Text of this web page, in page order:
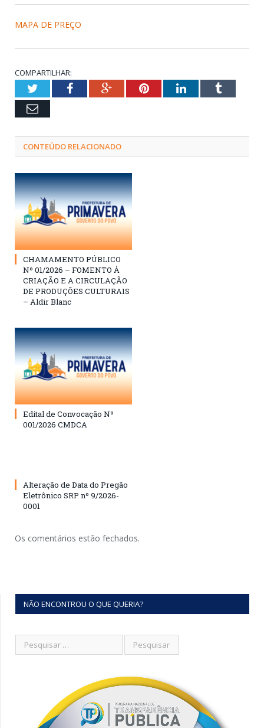
MAPA DE PREÇO
COMPARTILHAR:
TwitterFacebookGoogle+PinterestLinkedInTumblr
Email
CONTEÚDO RELACIONADO
CHAMAMENTO PÚBLICO
Nº 01/2026 – FOMENTO À
CRIAÇÃO E A CIRCULAÇÃO
DE PRODUÇÕES CULTURAIS
– Aldir Blanc
Edital de Convocação Nº
001/2026 CMDCA
Alteração de Data do Pregão
Eletrônico SRP nº 9/2026-
0001
Os comentários estão fechados.
NÃO ENCONTROU O QUE QUERIA?